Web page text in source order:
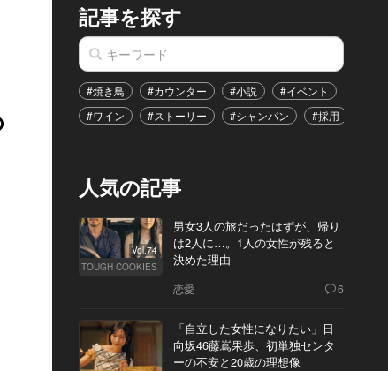
記事を探す
#焼き鳥 #カウンター #小説 #イベント
#ワイン
#ストーリー #シャンパン #採用
人気の記事
Vol.74
TOUGH COOKIES
男女3人の旅だったはずが、帰り
は2人に…。1人の女性が残ると
決めた理由
恋愛 6
「自立した女性になりたい」日
向坂46藤嶌果歩、初単独センタ
ーの不安と20歳の理想像